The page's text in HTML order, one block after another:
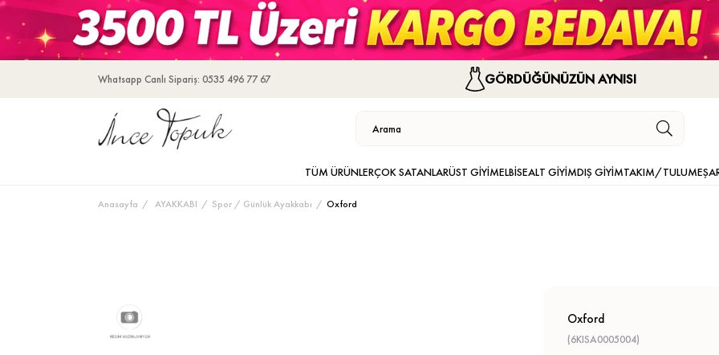
Whatsapp Canlı Sipariş: 0535 496 77 67 GÖRDÜĞÜNÜZÜN AYNISI
TÜM ÜRÜNLERÇOK SATANLARÜST GİYİMELBİSEALT GİYİMDIŞ GİYİMTAKIM/TULUM
Anasayfa AYAKKABI Spor / Günlük Ayakkabı Oxford
Oxford
(6KISA0005004)